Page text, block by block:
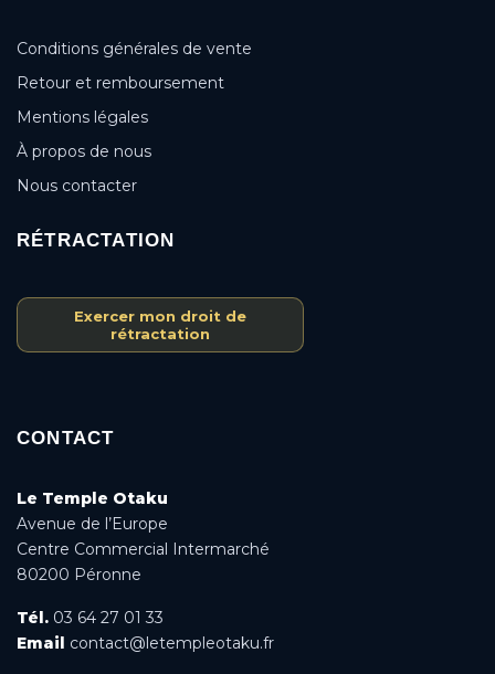
Conditions générales de vente
Retour et remboursement
Mentions légales
À propos de nous
Nous contacter
RÉTRACTATION
Exercer mon droit de
rétractation
CONTACT
Le Temple Otaku
Avenue de l’Europe
Centre Commercial Intermarché
80200 Péronne
Tél. 03 64 27 01 33
Email contact@letempleotaku.fr